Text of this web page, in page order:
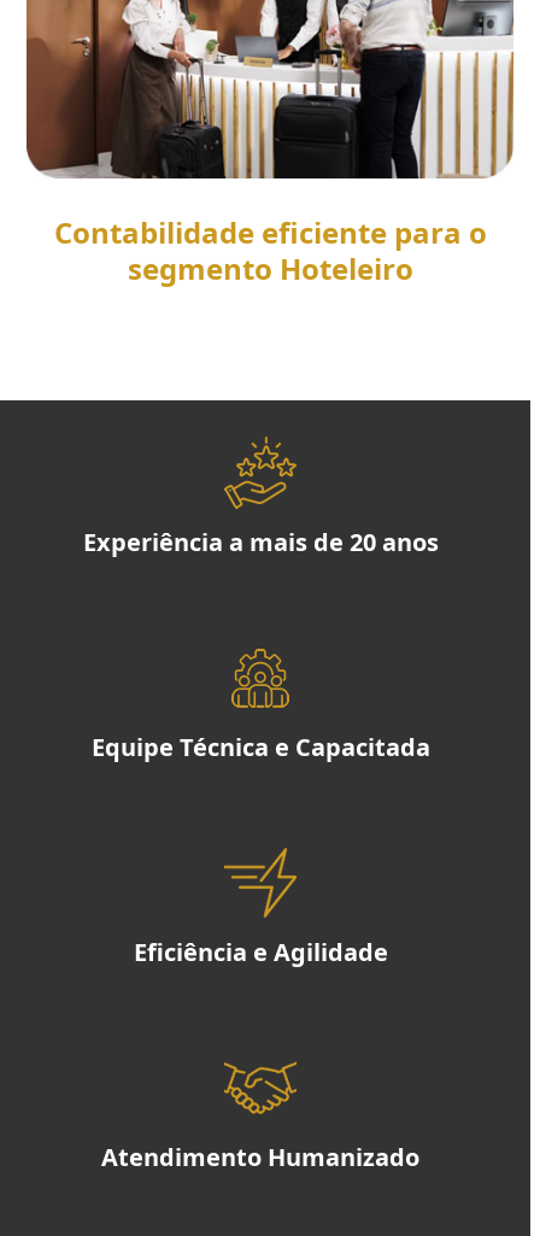
Contabilidade eficiente para o
segmento Hoteleiro
Experiência a mais de 20 anos
Equipe Técnica e Capacitada
Eficiência e Agilidade
Atendimento Humanizado